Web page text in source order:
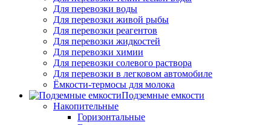
Для перевозки воды
Для перевозки живой рыбы
Для перевозки реагентов
Для перевозки жидкостей
Для перевозки химии
Для перевозки солевого раствора
Для перевозки в легковом автомобиле
Ёмкости-термосы для молока
Подземные емкости
Накопительные
Горизонтальные